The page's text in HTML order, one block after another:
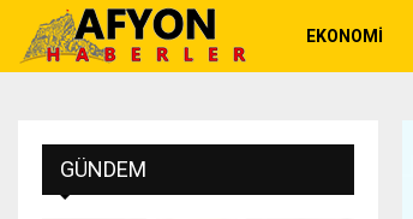
EKONOMI
GÜNDEM